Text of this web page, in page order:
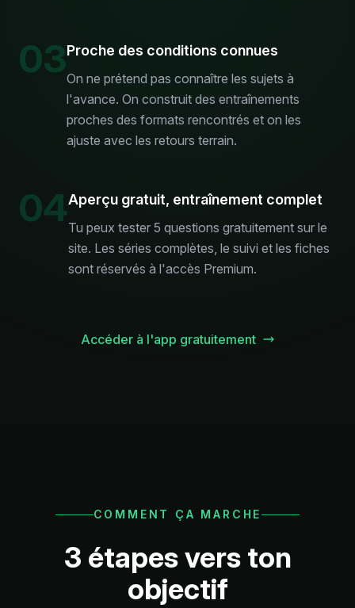
03Proche des conditions connues
On ne prétend pas connaître les sujets à
l'avance. On construit des entraînements
proches des formats rencontrés et on les
ajuste avec les retours terrain.
04Aperçu gratuit, entraînement complet
Tu peux tester 5 questions gratuitement sur le
site. Les séries complètes, le suivi et les fiches
sont réservés à l'accès Premium.
Accéder à l'app gratuitement
COMMENT ÇA MARCHE
3 étapes vers ton
objectif